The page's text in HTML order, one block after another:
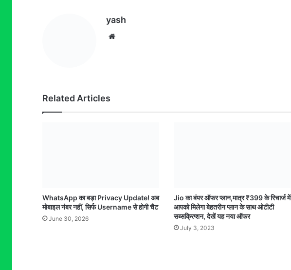
yash
Website
Related Articles
WhatsApp का बड़ा Privacy Update! अब
मोबाइल नंबर नहीं, सिर्फ Username से होगी चैट
June 30, 2026
Jio का बंपर ऑफर प्लान,मात्र ₹399 के रिचार्ज में
आपको मिलेगा बेहतरीन प्लान के साथ ओटीटी
सब्सक्रिप्शन, देखें यह नया ऑफर
July 3, 2023